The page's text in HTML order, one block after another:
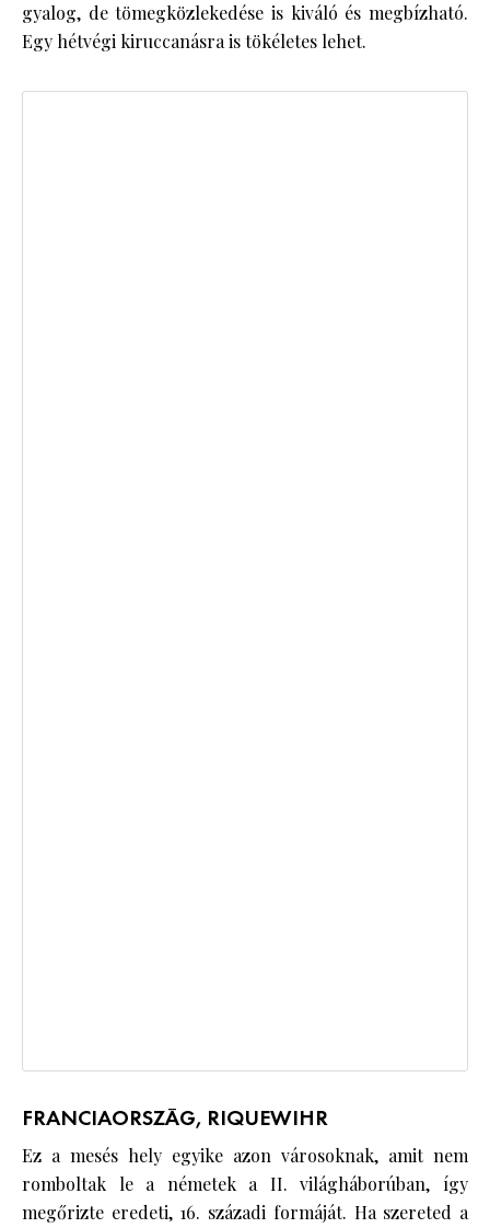
gyalog, de tömegközlekedése is kiváló és megbízható.
Egy hétvégi kiruccanásra is tökéletes lehet.
FRANCIAORSZÁG, RIQUEWIHR
Ez a mesés hely egyike azon városoknak, amit nem
romboltak le a németek a II. világháborúban, így
megőrizte eredeti, 16. századi formáját. Ha szereted a